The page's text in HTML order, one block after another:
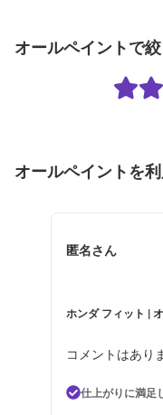
オールペイントで
オールペイントを
匿名さん
ホンダ フィット |
コメントはあり
仕上がりに満足